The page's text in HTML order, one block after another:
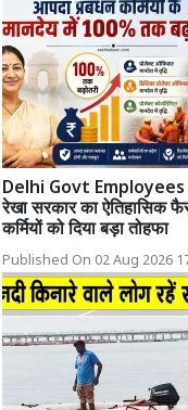
Delhi Govt Employees
रेखा सरकार का ऐतिहासिक
कर्मियों को दिया बड़ा तोहफा
Published On 02 Aug 2026